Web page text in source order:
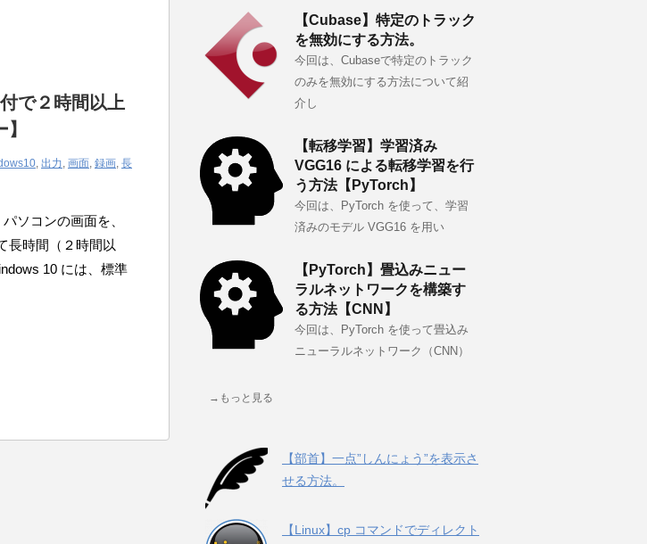
で２時間以上
, 出力, 画面, 録画, 長
ソコンの画面を、
長時間（２時間以
10 には、標準
【Cubase】特定のトラック
を無効にする方法。
今回は、Cubaseで特定のトラック
のみを無効にする方法について紹
介し
【転移学習】学習済み
VGG16 による転移学習を行
う方法【PyTorch】
今回は、PyTorch を使って、学習
済みのモデル VGG16 を用い
【PyTorch】畳込みニュー
ラルネットワークを構築す
る方法【CNN】
今回は、PyTorch を使って畳込み
ニューラルネットワーク（CNN）
→もっと見る
【部首】一点”しんにょう”を表示さ
せる方法。
【Linux】cp コマンドでディレクト